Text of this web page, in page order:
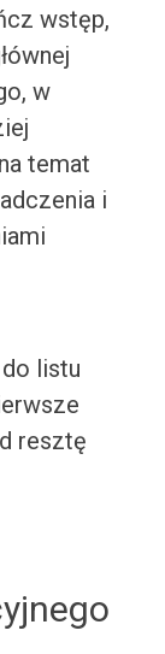
wstęp,
w
temat
i
listu
resztę